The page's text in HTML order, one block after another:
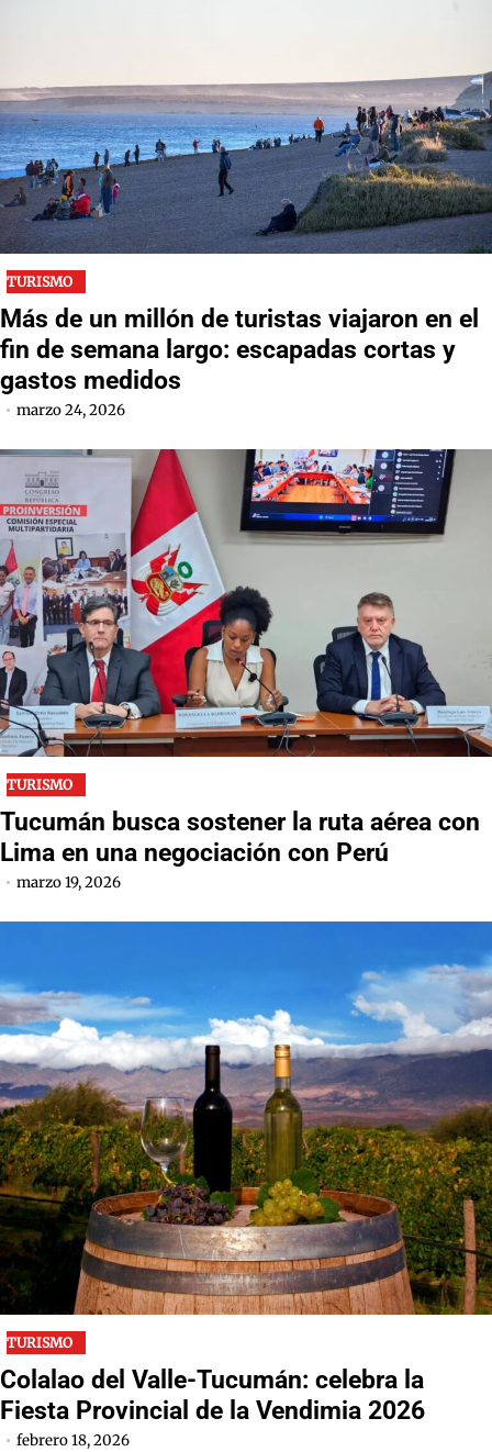
TURISMO
Más de un millón de turistas viajaron en el
fin de semana largo: escapadas cortas y
gastos medidos
marzo 24, 2026
TURISMO
Tucumán busca sostener la ruta aérea con
Lima en una negociación con Perú
marzo 19, 2026
TURISMO
Colalao del Valle-Tucumán: celebra la
Fiesta Provincial de la Vendimia 2026
febrero 18, 2026